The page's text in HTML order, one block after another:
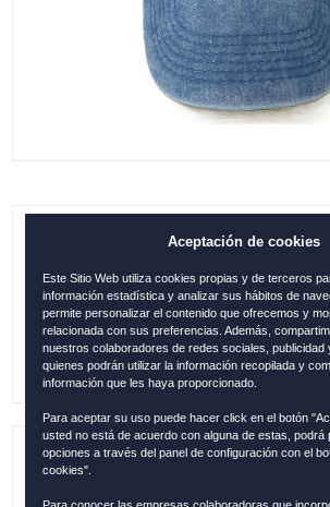
GORRA CALA MILLOR
(ESP12232)
0.00€
Referencia:
Aceptación de cookies
Este Sitio Web utiliza cookies propias y de terceros
información estadística y analizar sus hábitos de
permite personalizar el contenido que ofrecemos y
relacionada con sus preferencias. Además,
nuestros colaboradores de redes sociales, publicidad
quienes podrán utilizar la información recopilada y
información que les haya proporcionado.
Para aceptar su uso puede hacer click en el botón
usted no está de acuerdo con alguna de estas, podrá
opciones a través del panel de configuración con el
cookies".